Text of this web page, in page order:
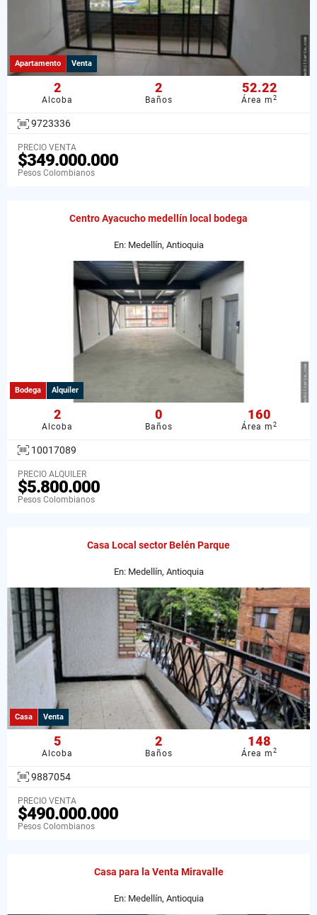
Apartamento Venta
2
Alcoba
2
Baños
52.22
Área m2
9723336
PRECIO VENTA
$349.000.000
Pesos Colombianos
Centro Ayacucho medellín local bodega
En: Medellín, Antioquia
Bodega Alquiler
2
Alcoba
0
Baños
160
Área m2
10017089
PRECIO ALQUILER
$5.800.000
Pesos Colombianos
Casa Local sector Belén Parque
En: Medellín, Antioquia
Casa Venta
5
Alcoba
2
Baños
148
Área m2
9887054
PRECIO VENTA
$490.000.000
Pesos Colombianos
Casa para la Venta Miravalle
En: Medellín, Antioquia